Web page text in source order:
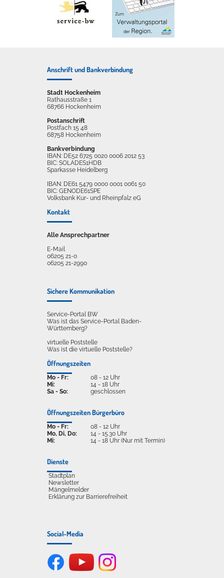
Anschrift und Bankverbindung
Stadt Hockenheim
Rathausstraße 1
68766 Hockenheim
Postanschrift
Postfach 15 48
68758 Hockenheim
Bankverbindung
IBAN: DE52 6725 0020 0006 2012 53
BIC: SOLADES1HDB
Sparkasse Heidelberg
IBAN: DE61 5479 0000 0001 0061 50
BIC: GENODE61SPE
Volksbank Kur- und Rheinpfalz eG
Kontakt
Alle Ansprechpartner
E-Mail
06205 21-0
06205 21-2990
Sichere Kommunikation
Service-Portal BW
Was ist das Service-Portal Baden-
Württemberg?
virtuelle Poststelle
Was ist die virtuelle Poststelle?
Öffnungszeiten
Mo - Fr:
Mi:
Sa - So:
08 - 12 Uhr
14 - 18 Uhr
geschlossen
Öffnungszeiten Bürgerbüro
Mo - Fr:
Mo, Di, Do:
Mi:
08 - 12 Uhr
14 - 15.30 Uhr
14 - 18 Uhr (Nur mit Termin)
Dienste
Stadtplan
Newsletter
Mängelmelder
Erklärung zur Barrierefreiheit
Social-Media